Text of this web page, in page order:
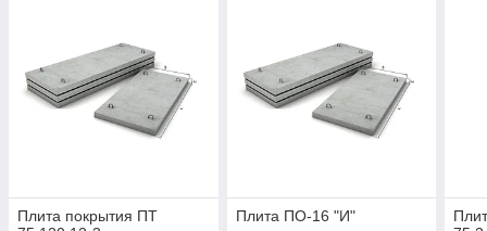
Плита покрытия ПТ
Плита ПО-16 "И"